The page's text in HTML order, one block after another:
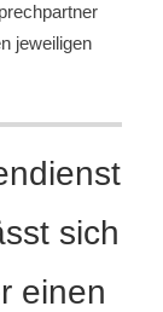
jeweiligen
sich
einen